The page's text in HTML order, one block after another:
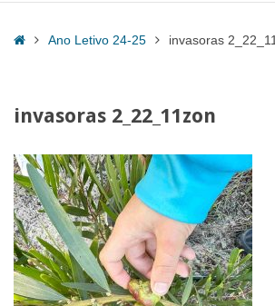
HomeAno Letivo 24-25 invasoras
invasoras 2_22_11zon